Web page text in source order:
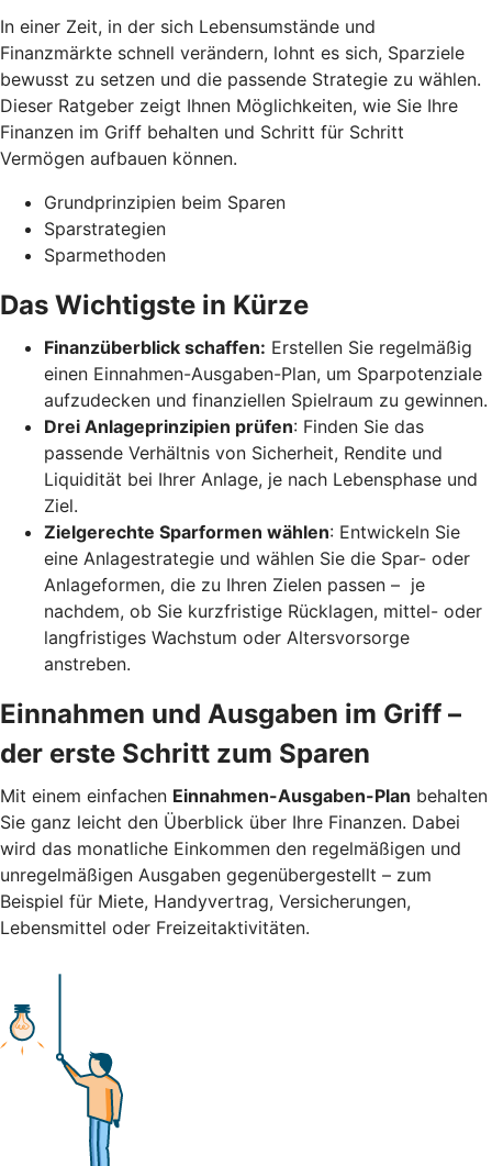
In einer Zeit, in der sich Lebensumstände und
Finanzmärkte schnell verändern, lohnt es sich, Sparziele
bewusst zu setzen und die passende Strategie zu wählen.
Dieser Ratgeber zeigt Ihnen Möglichkeiten, wie Sie Ihre
Finanzen im Griff behalten und Schritt für Schritt
Vermögen aufbauen können.
Grundprinzipien beim Sparen
Sparstrategien
Sparmethoden
Das Wichtigste in Kürze
Finanzüberblick schaffen: Erstellen Sie regelmäßig
einen Einnahmen-Ausgaben-Plan, um Sparpotenziale
aufzudecken und finanziellen Spielraum zu gewinnen.
Drei Anlageprinzipien prüfen: Finden Sie das
passende Verhältnis von Sicherheit, Rendite und
Liquidität bei Ihrer Anlage, je nach Lebensphase und
Ziel.
Zielgerechte Sparformen wählen: Entwickeln Sie
eine Anlagestrategie und wählen Sie die Spar- oder
Anlageformen, die zu Ihren Zielen passen – je
nachdem, ob Sie kurzfristige Rücklagen, mittel- oder
langfristiges Wachstum oder Altersvorsorge
anstreben.
Einnahmen und Ausgaben im Griff –
der erste Schritt zum Sparen
Mit einem einfachen Einnahmen-Ausgaben-Plan behalten
Sie ganz leicht den Überblick über Ihre Finanzen. Dabei
wird das monatliche Einkommen den regelmäßigen und
unregelmäßigen Ausgaben gegenübergestellt – zum
Beispiel für Miete, Handyvertrag, Versicherungen,
Lebensmittel oder Freizeitaktivitäten.